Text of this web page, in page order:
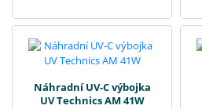
Náhradní UV-C výbojka
UV Technics AM 41W